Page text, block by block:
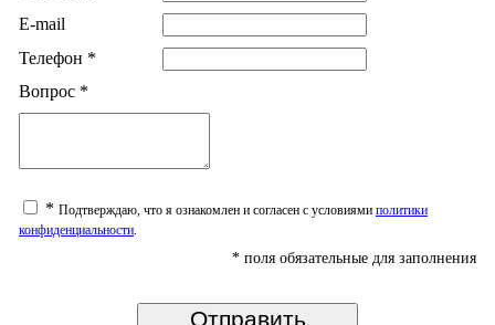
E-mail
Телефон *
Вопрос *
* Подтверждаю, что я ознакомлен и согласен с условиями политики
конфиденциальности
* поля обязательные для заполнения